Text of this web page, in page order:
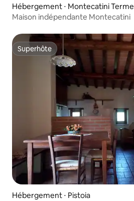
Hébergement ⋅ Montecatini Terme
Maison indépendante Montecatini
Superhôte
Superhôte
Hébergement ⋅ Pistoia